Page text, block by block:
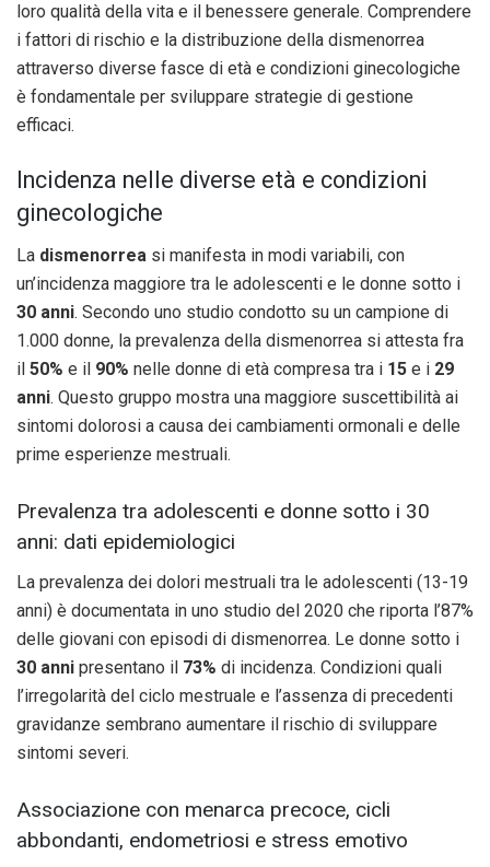
loro qualità della vita e il benessere generale. Comprendere
i fattori di rischio e la distribuzione della dismenorrea
attraverso diverse fasce di età e condizioni ginecologiche
è fondamentale per sviluppare strategie di gestione
efficaci.
Incidenza nelle diverse età e condizioni
ginecologiche
La dismenorrea si manifesta in modi variabili, con
un’incidenza maggiore tra le adolescenti e le donne sotto i
30 anni. Secondo uno studio condotto su un campione di
1.000 donne, la prevalenza della dismenorrea si attesta fra
il 50% e il 90% nelle donne di età compresa tra i 15 e i 29
anni. Questo gruppo mostra una maggiore suscettibilità ai
sintomi dolorosi a causa dei cambiamenti ormonali e delle
prime esperienze mestruali.
Prevalenza tra adolescenti e donne sotto i 30
anni: dati epidemiologici
La prevalenza dei dolori mestruali tra le adolescenti (13-19
anni) è documentata in uno studio del 2020 che riporta l’87%
delle giovani con episodi di dismenorrea. Le donne sotto i
30 anni presentano il 73% di incidenza. Condizioni quali
l’irregolarità del ciclo mestruale e l’assenza di precedenti
gravidanze sembrano aumentare il rischio di sviluppare
sintomi severi.
Associazione con menarca precoce, cicli
abbondanti, endometriosi e stress emotivo